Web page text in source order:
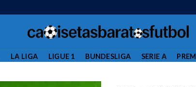
LA LIGA LIGUE 1 BUNDESLIGA SERIE A